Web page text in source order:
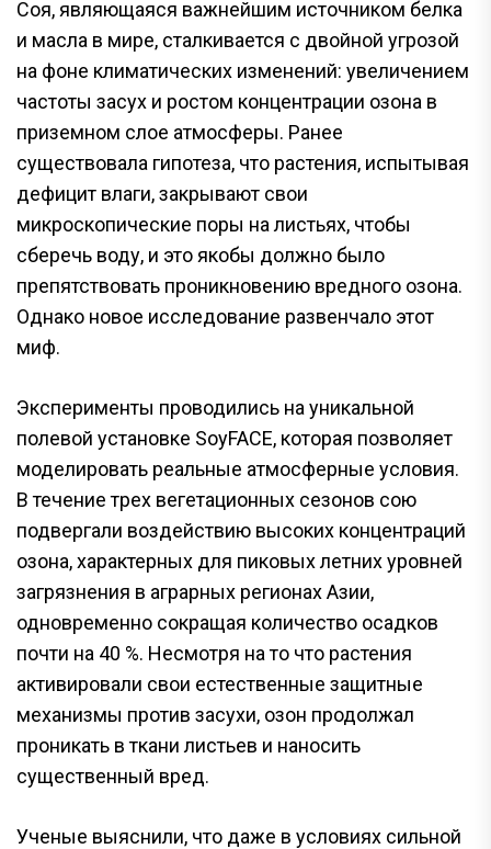
Соя, являющаяся важнейшим источником белка
и масла в мире, сталкивается с двойной угрозой
на фоне климатических изменений: увеличением
частоты засух и ростом концентрации озона в
приземном слое атмосферы. Ранее
существовала гипотеза, что растения, испытывая
дефицит влаги, закрывают свои
микроскопические поры на листьях, чтобы
сберечь воду, и это якобы должно было
препятствовать проникновению вредного озона.
Однако новое исследование развенчало этот
миф.
Эксперименты проводились на уникальной
полевой установке SoyFACE, которая позволяет
моделировать реальные атмосферные условия.
В течение трех вегетационных сезонов сою
подвергали воздействию высоких концентраций
озона, характерных для пиковых летних уровней
загрязнения в аграрных регионах Азии,
одновременно сокращая количество осадков
почти на 40 %. Несмотря на то что растения
активировали свои естественные защитные
механизмы против засухи, озон продолжал
проникать в ткани листьев и наносить
существенный вред.
Ученые выяснили, что даже в условиях сильной